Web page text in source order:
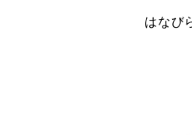
はなび